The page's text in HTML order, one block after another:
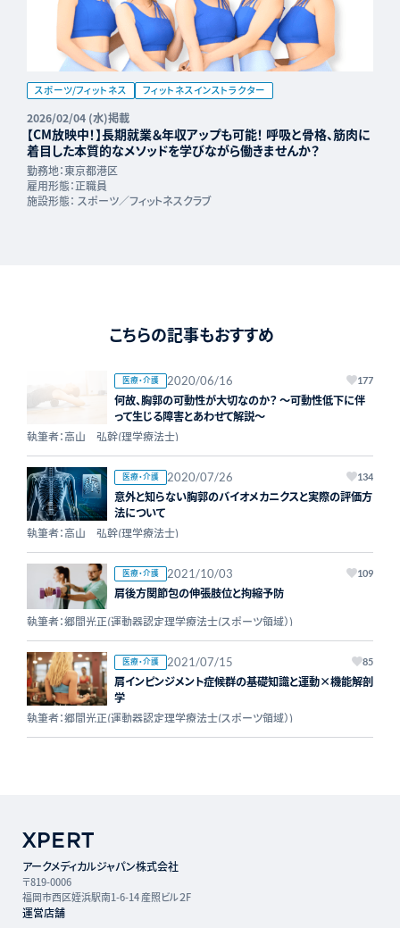
スポーツ/フィットネス フィットネスインストラクター
2026/02/04 (水)掲載
【CM放映中！】長期就業＆年収アップも可能！ 呼吸と骨格、筋肉に
着目した本質的なメソッドを学びながら働きませんか？
勤務地：東京都港区
雇用形態：正職員
施設形態： スポーツ／フィットネスクラブ
こちらの記事もおすすめ
医療・介護 2020/06/16 177
何故、胸郭の可動性が大切なのか？ ～可動性低下に伴
って生じる障害とあわせて解説～
執筆者：高山 弘幹(理学療法士)
医療・介護 2020/07/26 134
意外と知らない胸郭のバイオメカニクスと実際の評価方
法について
執筆者：高山 弘幹(理学療法士)
医療・介護 2021/10/03 109
肩後方関節包の伸張肢位と拘縮予防
執筆者：郷間光正(運動器認定理学療法士(スポーツ領域）)
医療・介護 2021/07/15 85
肩インピンジメント症候群の基礎知識と運動×機能解剖
学
執筆者：郷間光正(運動器認定理学療法士(スポーツ領域）)
アークメディカルジャパン株式会社
〒819-0006
福岡市西区姪浜駅南1-6-14 産照ビル２F
運営店舗